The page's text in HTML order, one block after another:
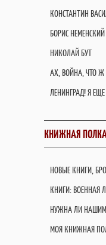
КОНСТАНТИН
БОРИС НЕМЕНСКИЙ
НИКОЛАЙ БУТ
АХ, ВОЙНА, ЧТО
ЛЕНИНГРАД! Я
КНИЖНАЯ
НОВЫЕ КНИГИ,
КНИГИ: ВОЕННАЯ
НУЖНА ЛИ НАШИМ
МОЯ КНИЖНАЯ